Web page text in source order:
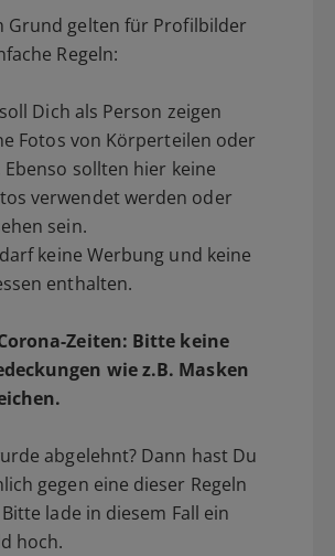
Grund gelten für Profilbilder
Regeln:
Dich als Person zeigen
Fotos von Körperteilen oder
sollten hier keine
verwendet werden oder
sein.
keine Werbung und keine
enthalten.
Zeiten: Bitte keine
wie z.B. Masken
abgelehnt? Dann hast Du
gegen eine dieser Regeln
lade in diesem Fall ein
hoch.